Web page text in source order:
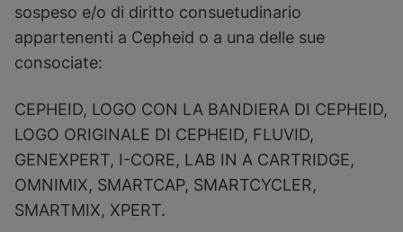
sospeso e/o di diritto consuetudinario
appartenenti a Cepheid o a una delle sue
consociate:
CEPHEID, LOGO CON LA BANDIERA DI CEPHEID,
LOGO ORIGINALE DI CEPHEID, FLUVID,
GENEXPERT, I-CORE, LAB IN A CARTRIDGE,
OMNIMIX, SMARTCAP, SMARTCYCLER,
SMARTMIX, XPERT.